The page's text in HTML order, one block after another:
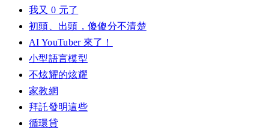
我又 0 元了
初頭、出頭，傻傻分不清楚
AI YouTuber 來了！
小型語言模型
不炫耀的炫耀
家教網
拜託發明這些
循環貸